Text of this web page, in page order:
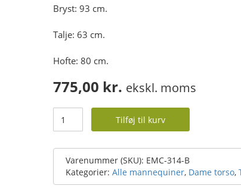
Bryst: 93 cm.
Talje: 63 cm.
Hofte: 80 cm.
775,00 kr. ekskl. moms
torso
arme
flot
sort
Tilføj til kurv
Varenummer (SKU): EMC-314-B
Kategorier: Alle mannequiner, Dame torso,